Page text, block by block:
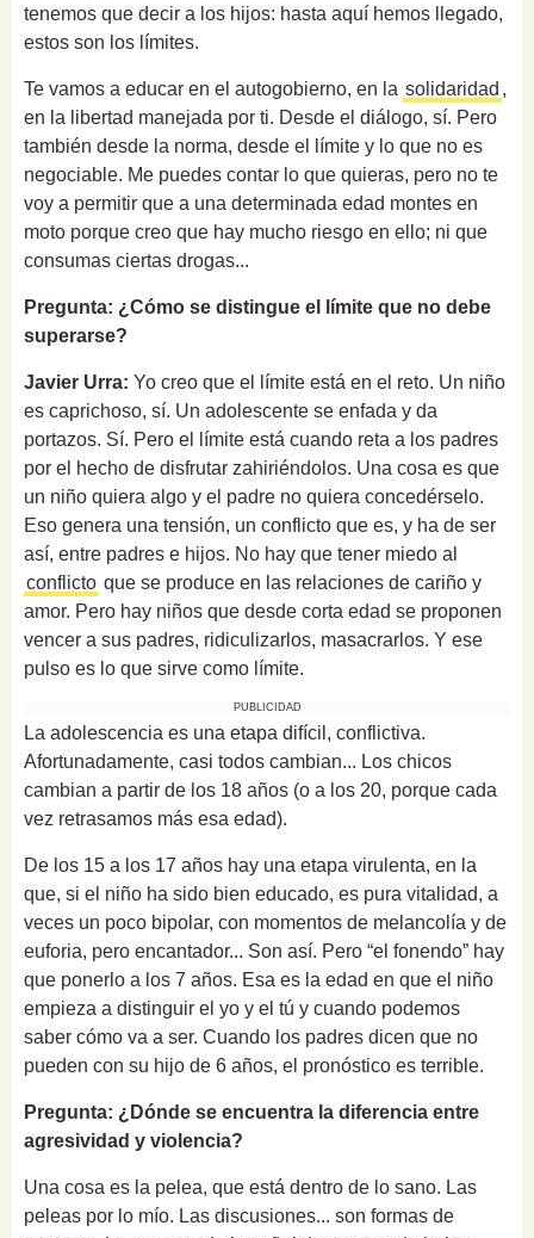
tenemos que decir a los hijos: hasta aquí hemos llegado,
estos son los límites.
Te vamos a educar en el autogobierno, en la solidaridad ,
en la libertad manejada por ti. Desde el diálogo, sí. Pero
también desde la norma, desde el límite y lo que no es
negociable. Me puedes contar lo que quieras, pero no te
voy a permitir que a una determinada edad montes en
moto porque creo que hay mucho riesgo en ello; ni que
consumas ciertas drogas...
Pregunta: ¿Cómo se distingue el límite que no debe
superarse?
Javier Urra: Yo creo que el límite está en el reto. Un niño
es caprichoso, sí. Un adolescente se enfada y da
portazos. Sí. Pero el límite está cuando reta a los padres
por el hecho de disfrutar zahiriéndolos. Una cosa es que
un niño quiera algo y el padre no quiera concedérselo.
Eso genera una tensión, un conflicto que es, y ha de ser
así, entre padres e hijos. No hay que tener miedo al
conflicto que se produce en las relaciones de cariño y
amor. Pero hay niños que desde corta edad se proponen
vencer a sus padres, ridiculizarlos, masacrarlos. Y ese
pulso es lo que sirve como límite.
PUBLICIDAD
La adolescencia es una etapa difícil, conflictiva.
Afortunadamente, casi todos cambian... Los chicos
cambian a partir de los 18 años (o a los 20, porque cada
vez retrasamos más esa edad).
De los 15 a los 17 años hay una etapa virulenta, en la
que, si el niño ha sido bien educado, es pura vitalidad, a
veces un poco bipolar, con momentos de melancolía y de
euforia, pero encantador... Son así. Pero “el fonendo” hay
que ponerlo a los 7 años. Esa es la edad en que el niño
empieza a distinguir el yo y el tú y cuando podemos
saber cómo va a ser. Cuando los padres dicen que no
pueden con su hijo de 6 años, el pronóstico es terrible.
Pregunta: ¿Dónde se encuentra la diferencia entre
agresividad y violencia?
Una cosa es la pelea, que está dentro de lo sano. Las
peleas por lo mío. Las discusiones... son formas de